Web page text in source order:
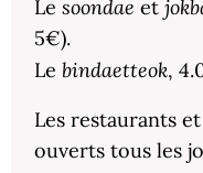
Le soondae et
5€).
Le bindaetteok,
Les restaurants
ouverts tous les